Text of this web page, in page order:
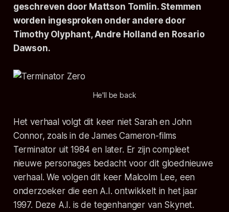
geschreven door Mattson Tomlin. Stemmen
worden ingesproken onder andere door
Timothy Olyphant, Andre Holland en Rosario
Dawson.
He'll be back
Het verhaal volgt dit keer niet Sarah en John
Connor, zoals in de James Cameron-films
Terminator uit 1984 en later. Er zijn compleet
nieuwe personages bedacht voor dit gloednieuwe
verhaal. We volgen dit keer Malcolm Lee, een
onderzoeker die een A.I. ontwikkelt in het jaar
1997. Deze A.I. is de tegenhanger van Skynet.